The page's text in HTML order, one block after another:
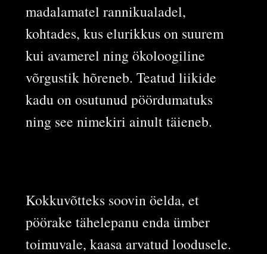
madalamatel rannikualadel,
kohtades, kus elurikkus on suurem
kui avamerel ning ökoloogiline
võrgustik hõreneb. Teatud liikide
kadu on osutunud pöördumatuks
ning see nimekiri ainult täieneb.
Kokkuvõtteks soovin öelda, et
pöörake tähelepanu enda ümber
toimuvale, kaasa arvatud loodusele.